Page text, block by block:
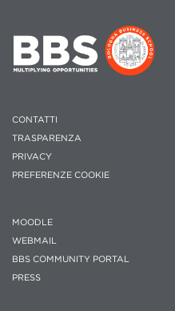
CONTATTI
TRASPARENZA
PRIVACY
PREFERENZE COOKIE
MOODLE
WEBMAIL
BBS COMMUNITY PORTAL
PRESS